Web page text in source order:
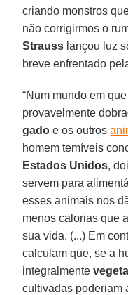
criando monstros
não corrigirmos o
Strauss lançou luz
breve enfrentado
“Num mundo em
provavelmente
gado e os outros
homem temíveis
Estados Unidos,
servem para
esses animais nos
menos calorias que
sua vida. (...) Em
calculam que, se a
integralmente
cultivadas poderiam